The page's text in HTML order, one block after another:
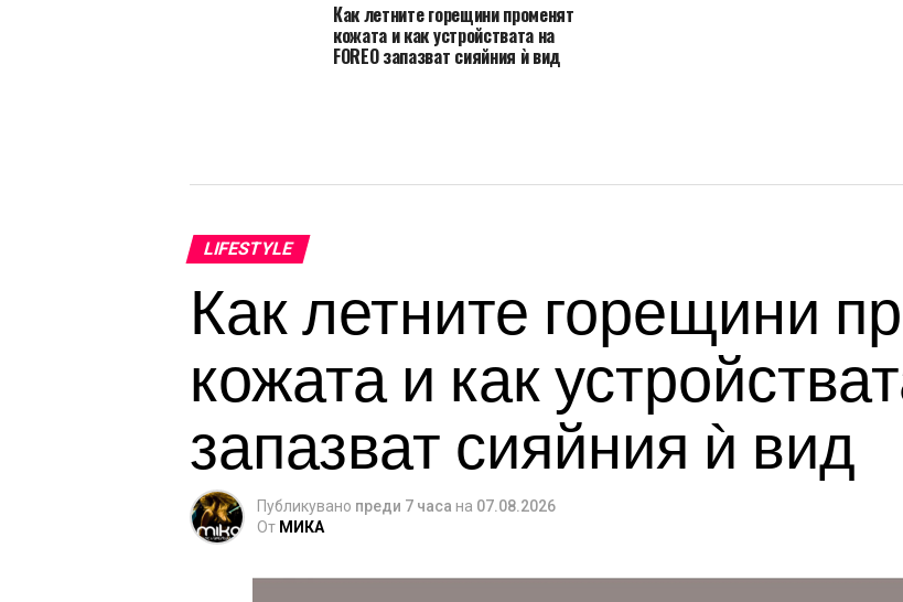
Как летните горещини променят
кожата и как устройствата на
FOREO запазват сияйния ѝ вид
LIFESTYLE
Как летните горещини
кожата и как
запазват сияйния ѝ вид
Публикувано преди 7 часа на 07.08.2026
От МИКА